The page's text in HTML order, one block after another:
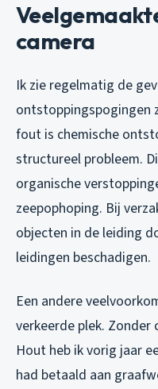
camera
Ik zie regelmatig de
ontstoppingspogingen
fout is chemische
structureel probleem.
organische
zeepophoping. Bij
objecten in de leiding
leidingen beschadigen.
Een andere
verkeerde plek. Zonder
Hout heb ik vorig jaar
had betaald aan